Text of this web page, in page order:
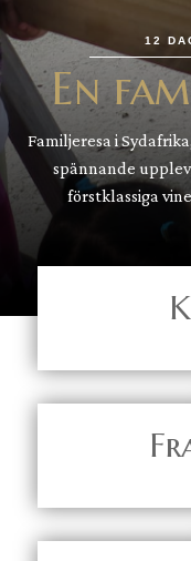
12
En
Familjeresa i
spännande
förstklassiga